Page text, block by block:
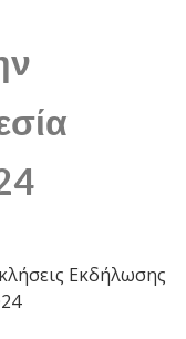
Εκδήλωσης